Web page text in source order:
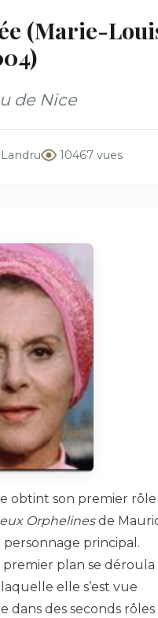
(Marie-
de Nice
10467 vues
obtint son premier
Orphelinesde
principal.
premier plan se
elle s’est vue
dans des seconds rôles